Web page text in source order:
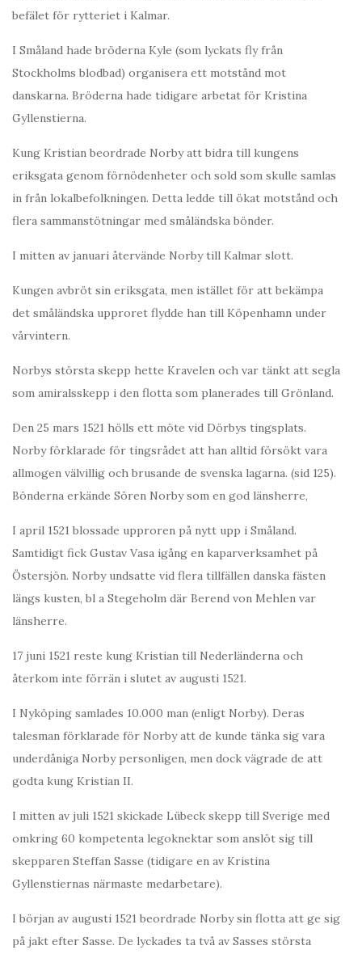
befälet för rytteriet i Kalmar.
I Småland hade bröderna Kyle (som lyckats fly från
Stockholms blodbad) organisera ett motstånd mot
danskarna. Bröderna hade tidigare arbetat för Kristina
Gyllenstierna.
Kung Kristian beordrade Norby att bidra till kungens
eriksgata genom förnödenheter och sold som skulle samlas
in från lokalbefolkningen. Detta ledde till ökat motstånd och
flera sammanstötningar med småländska bönder.
I mitten av januari återvände Norby till Kalmar slott.
Kungen avbröt sin eriksgata, men istället för att bekämpa
det småländska upproret flydde han till Köpenhamn under
vårvintern.
Norbys största skepp hette Kravelen och var tänkt att segla
som amiralsskepp i den flotta som planerades till Grönland.
Den 25 mars 1521 hölls ett möte vid Dörbys tingsplats.
Norby förklarade för tingsrådet att han alltid försökt vara
allmogen välvillig och brusande de svenska lagarna. (sid 125).
Bönderna erkände Sören Norby som en god länsherre,
I april 1521 blossade upproren på nytt upp i Småland.
Samtidigt fick Gustav Vasa igång en kaparverksamhet på
Östersjön. Norby undsatte vid flera tillfällen danska fästen
längs kusten, bl a Stegeholm där Berend von Mehlen var
länsherre.
17 juni 1521 reste kung Kristian till Nederländerna och
återkom inte förrän i slutet av augusti 1521.
I Nyköping samlades 10.000 man (enligt Norby). Deras
talesman förklarade för Norby att de kunde tänka sig vara
underdåniga Norby personligen, men dock vägrade de att
godta kung Kristian II.
I mitten av juli 1521 skickade Lübeck skepp till Sverige med
omkring 60 kompetenta legoknektar som anslöt sig till
skepparen Steffan Sasse (tidigare en av Kristina
Gyllenstiernas närmaste medarbetare).
I början av augusti 1521 beordrade Norby sin flotta att ge sig
på jakt efter Sasse. De lyckades ta två av Sasses största